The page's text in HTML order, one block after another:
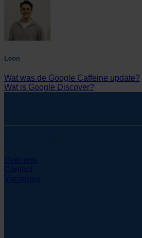
Leon
Wat was de Google Caffeine update?
Wat is Google Discover?
Over ons
Contact
Vacatures